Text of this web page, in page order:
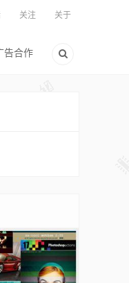
关注 关于
告合作